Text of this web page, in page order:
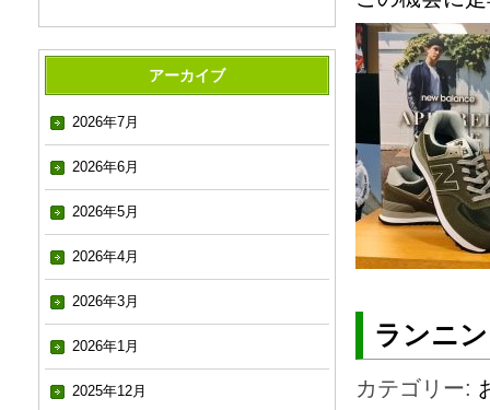
アーカイブ
2026年7月
2026年6月
2026年5月
2026年4月
2026年3月
2026年1月
2025年12月
ランニ
カテゴリー: